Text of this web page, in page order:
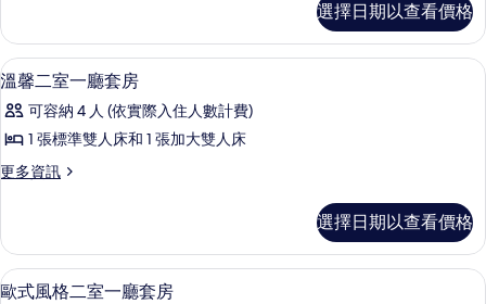
廳
的
所
有
相
片
兩
房
一
的
詳
選擇日期以查看價格
顯
示
溫
二
一
廳
套
17
溫馨二室一廳套房
可容納 4 人 (依實際入住人數計費)
1 張標準雙人床和 1 張加大雙人床
更多資訊
更
二
室
一
選擇日期以查看價格
顯15
歐式風格二室一廳套房